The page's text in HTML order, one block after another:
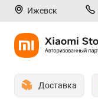
Ижевск
Доставка